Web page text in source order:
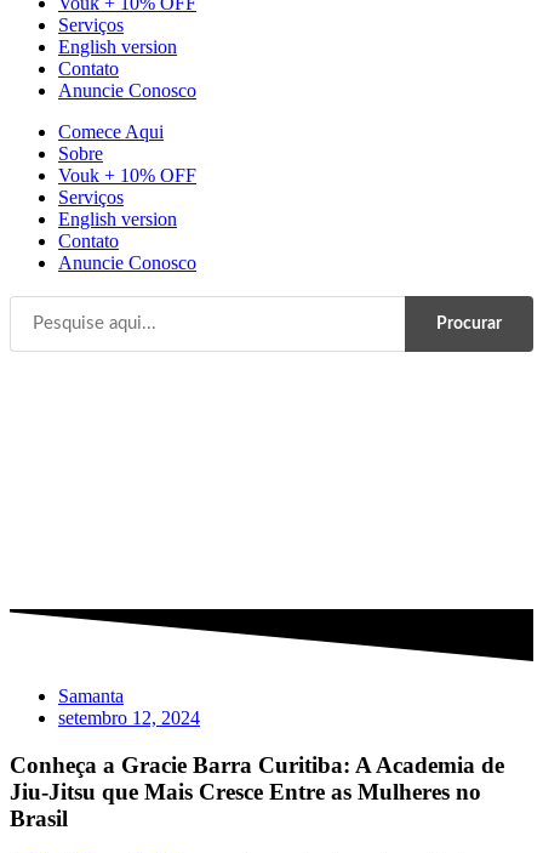
Serviços
English version
Contato
Anuncie Conosco
Comece Aqui
Sobre
Vouk + 10% OFF
Serviços
English version
Contato
Anuncie Conosco
Procurar
Samanta
setembro 12, 2024
Conheça a Gracie Barra Curitiba: A Academia de
Jiu-Jitsu que Mais Cresce Entre as Mulheres no
Brasil